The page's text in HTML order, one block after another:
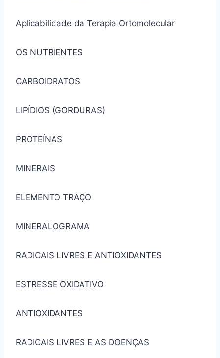
Aplicabilidade da Terapia Ortomolecular
OS NUTRIENTES
CARBOIDRATOS
LIPÍDIOS (GORDURAS)
PROTEÍNAS
MINERAIS
ELEMENTO TRAÇO
MINERALOGRAMA
RADICAIS LIVRES E ANTIOXIDANTES
ESTRESSE OXIDATIVO
ANTIOXIDANTES
RADICAIS LIVRES E AS DOENÇAS